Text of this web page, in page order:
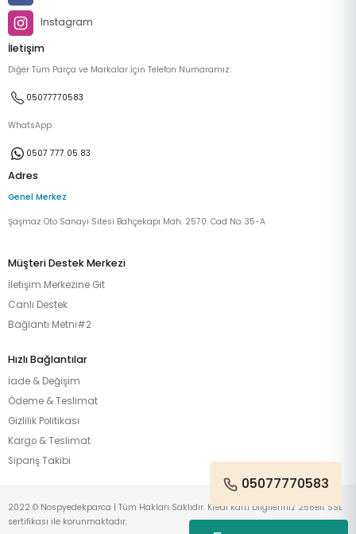
Instagram
İletişim
Diğer Tüm Parça ve Markalar İçin Telefon Numaramız:
05077770583
WhatsApp
0507 777 05 83
Adres
Genel Merkez
Şaşmaz Oto Sanayi Sitesi Bahçekapı Mah. 2570. Cad No: 35-A
Müşteri Destek Merkezi
İletişim Merkezine Git
Canlı Destek
Bağlantı Metni#2
Hızlı Bağlantılar
İade & Değişim
Ödeme & Teslimat
Gizlilik Politikası
Kargo & Teslimat
Sipariş Takibi
05077770583
2022 © Nospyedekparca | Tüm Hakları Saklıdır. Kredi kartı bilgileriniz 256Bit SSL
sertifikası ile korunmaktadır.